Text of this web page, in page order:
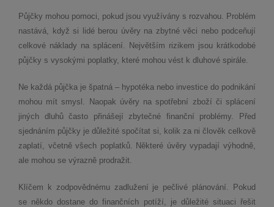
Půjčky mohou pomoci, pokud jsou využívány s rozvahou. Problém
nastává, když si lidé berou úvěry na zbytné věci nebo podceňují
celkové náklady na splácení. Největším rizikem jsou krátkodobé
půjčky s vysokými poplatky, které mohou vést k dluhové spirále.
Ne každá půjčka je špatná – hypotéka nebo investice do podnikání
mohou mít smysl. Naopak úvěry na spotřební zboží či splácení
jiných dluhů často přinášejí zbytečné finanční problémy. Před
sjednáním půjčky je důležité spočítat si, kolik za ni člověk celkově
zaplatí, včetně všech poplatků. Některé úvěry vypadají výhodně,
ale mohou se výrazně prodražit.
Klíčem k zodpovědnému zadlužení je pečlivé plánování. Pokud
se někdo dostane do finančních potíží, je důležité situaci řešit